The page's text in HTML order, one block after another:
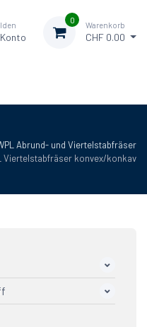
0
Warenkorb
CHF 0.00
Abrund- und Viertelstabfräser
Viertelstabfräser konvex/konkav